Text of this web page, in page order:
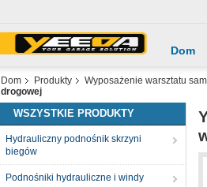
Dom
Dom Produkty Wyposażenie warsztatu
drogowej
WSZYSTKIE PRODUKTY
Hydrauliczny podnośnik skrzyni
biegów
Podnośniki hydrauliczne i windy